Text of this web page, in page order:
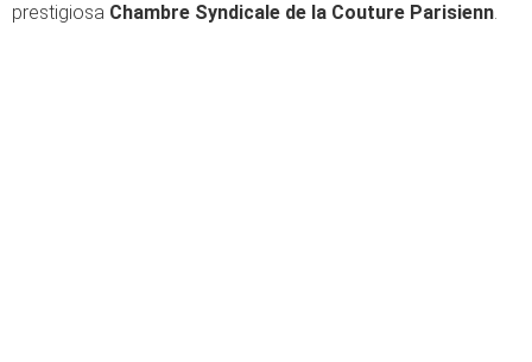
prestigiosa Chambre Syndicale de la Couture Parisienn.